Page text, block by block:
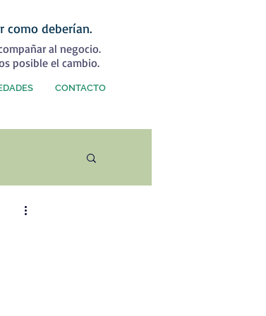
como deberían.
al negocio.
posible el cambio.
CONTACTO